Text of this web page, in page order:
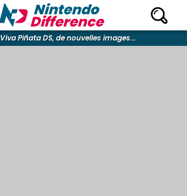
Viva Piñata DS, de nouvelles images...